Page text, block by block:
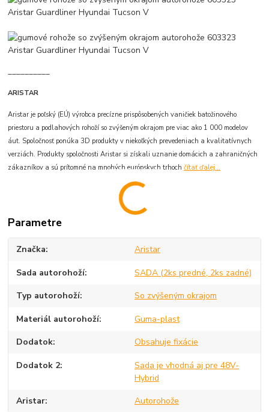
ARISTAR
Aristar je poľský (EÚ) výrobca precízne prispôsobených vaničiek batožinového
priestoru a podlahových rohoží so zvýšeným okrajom pre viac ako 1 000 modelov
áut. Spoločnosť ponúka 3D produkty v niekoľkých prevedeniach a kvalitatívnych
verziách. Produkty spoločnosti Aristar si získali uznanie domácich a zahraničných
zákazníkov a sú prítomné na mnohých európskych trhochčítať ďalej...
Parametre
Značka Aristar
Sada autorohoží SADA (2ks predné, 2ks zadné)
Typ autorohoží So zvýšeným okrajom
Materiál autorohoží Guma-plast
Dodatok Obsahuje fixácie
Dodatok 2
Sada je vhodná aj pre 48V-
Hybrid
Aristar Autorohože